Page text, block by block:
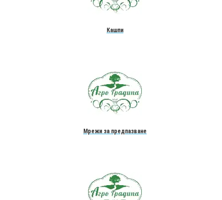
Кашпи
Мрежи за предпазване